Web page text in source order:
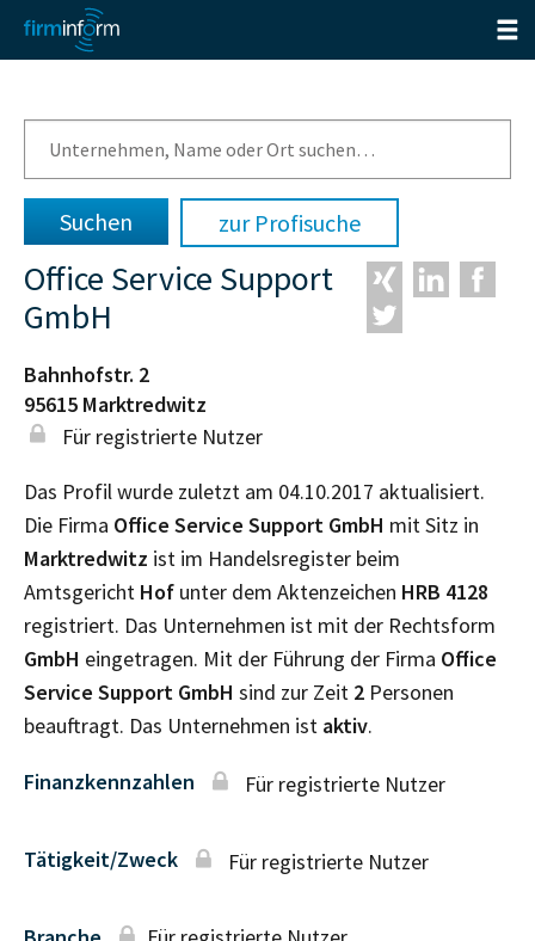
zur Profisuche
Office Service Support
GmbH
Bahnhofstr. 2
95615 Marktredwitz
Für registrierte Nutzer
Das Profil wurde zuletzt am 04.10.2017 aktualisiert.
Die Firma Office Service Support GmbH mit Sitz in
Marktredwitz ist im Handelsregister beim
Amtsgericht Hof unter dem Aktenzeichen HRB 4128
registriert. Das Unternehmen ist mit der Rechtsform
GmbH eingetragen. Mit der Führung der Firma Office
Service Support GmbH sind zur Zeit 2 Personen
beauftragt. Das Unternehmen ist aktiv.
Finanzkennzahlen Für registrierte Nutzer
Tätigkeit/Zweck Für registrierte Nutzer